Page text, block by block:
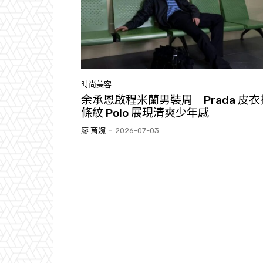
時尚美容
余承恩啟程米蘭男裝周 Prada 皮衣
條紋 Polo 展現清爽少年感
廖 育婉 - 2026-07-03